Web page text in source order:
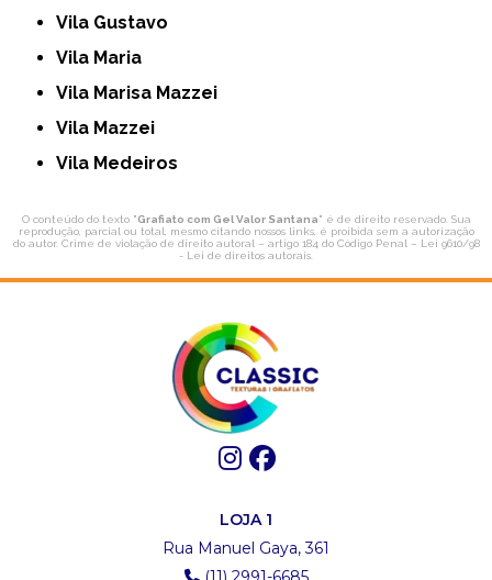
Vila Gustavo
Vila Maria
Vila Marisa Mazzei
Vila Mazzei
Vila Medeiros
O conteúdo do texto "Grafiato com Gel Valor Santana" é de direito reservado. Sua
reprodução, parcial ou total, mesmo citando nossos links, é proibida sem a autorização
do autor. Crime de violação de direito autoral – artigo 184 do Código Penal – Lei 9610/98
- Lei de direitos autorais
LOJA 1
Rua Manuel Gaya, 361